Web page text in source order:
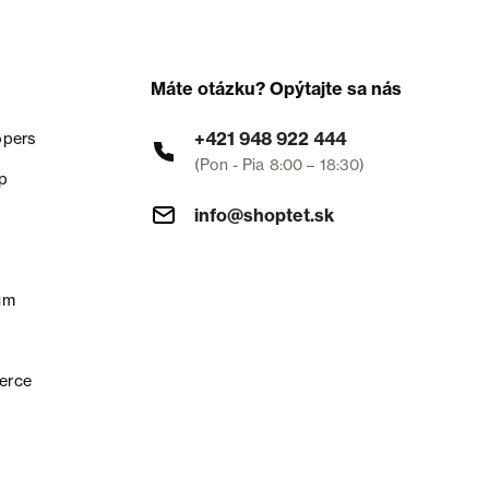
Máte otázku? Opýtajte sa nás
+421 948 922 444
(Pon - Pia 8:00 – 18:30)
info@shoptet.sk